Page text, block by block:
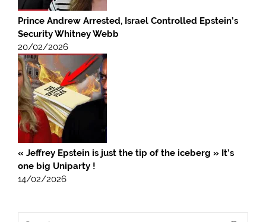
Prince Andrew Arrested, Israel Controlled Epstein’s
Security Whitney Webb
20/02/2026
« Jeffrey Epstein is just the tip of the iceberg » It’s
one big Uniparty !
14/02/2026